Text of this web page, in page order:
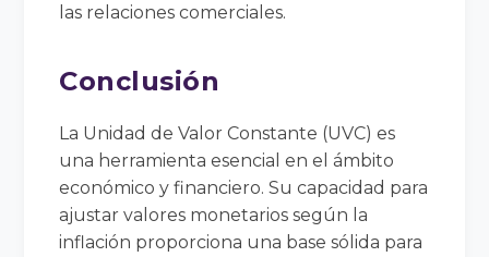
las relaciones comerciales.
Conclusión
La Unidad de Valor Constante (UVC) es
una herramienta esencial en el ámbito
económico y financiero. Su capacidad para
ajustar valores monetarios según la
inflación proporciona una base sólida para